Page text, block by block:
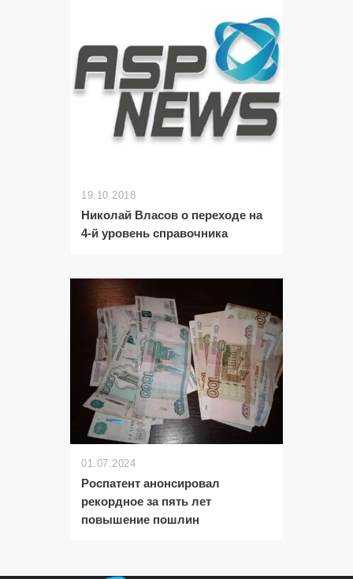
19.10.2018
Николай Власов о переходе на
4-й уровень справочника
01.07.2024
Роспатент анонсировал
рекордное за пять лет
повышение пошлин